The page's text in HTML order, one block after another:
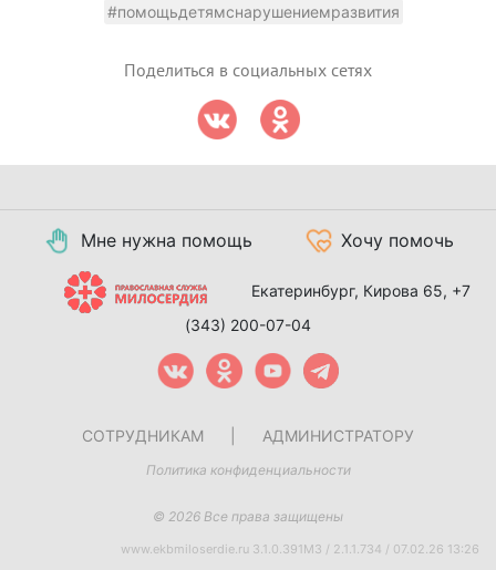
#помощьдетямснарушениемразвития
Поделиться в социальных сетях
Мне нужна помощь Хочу помочь
Екатеринбург, Кирова 65, +7
(343) 200-07-04
СОТРУДНИКАМ АДМИНИСТРАТОРУ
Политика конфиденциальности
© 2026 Все права защищены
www.ekbmiloserdie.ru 3.1.0.391M3 / 2.1.1.734 / 07.02.26 13:26